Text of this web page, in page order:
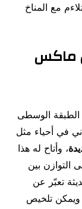
مع المناخ
ماكس
الوسطى
في أحياء مثل
، وأتاح له هذا
التوازن بين
تعبّر عن
ويمكن تلخيص